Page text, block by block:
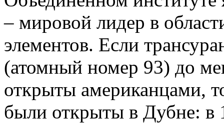
– мировой лидер в
элементов. Если
(атомный номер 93) до
открыты американцами,
были открыты в Дубне: в